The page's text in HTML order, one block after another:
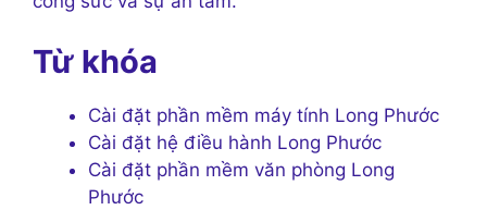
Từ khóa
Cài đặt phần mềm máy tính Long Phước
Cài đặt hệ điều hành Long Phước
Cài đặt phần mềm văn phòng Long
Phước